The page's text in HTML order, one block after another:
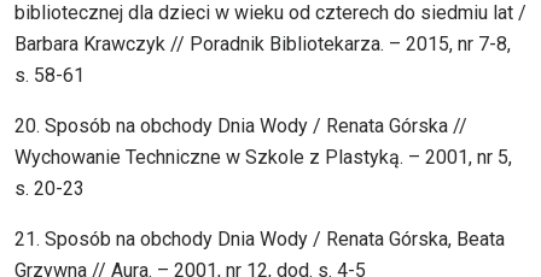
bibliotecznej dla dzieci w wieku od czterech do siedmiu lat /
Barbara Krawczyk // Poradnik Bibliotekarza. – 2015, nr 7-8,
s. 58-61
20. Sposób na obchody Dnia Wody / Renata Górska //
Wychowanie Techniczne w Szkole z Plastyką. – 2001, nr 5,
s. 20-23
21. Sposób na obchody Dnia Wody / Renata Górska, Beata
Grzywna // Aura. – 2001, nr 12, dod. s. 4-5